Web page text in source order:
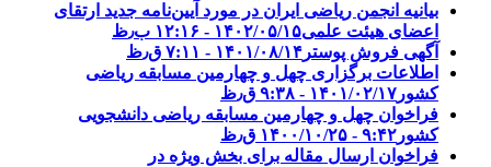
بیانیه انجمن ریاضی ایران در مورد آیین‌نامه جدید ارتقای
اعضای هیئت علمی۱۴۰۲/۰۵/۱۵ - ۱۲:۱۶ ب٫ظ
آگهی فروش پوستر ۱۴۰۱/۰۸/۱۴ - ۷:۱۱ ق٫ظ
اطلاعات برگزاری چهل و چهارمین مسابقه ریاضی
کشور ۱۴۰۱/۰۲/۱۷ - ۹:۳۸ ق٫ظ
فراخوان چهل و چهارمین مسابقه ریاضی دانشجویی
کشور‎‎ ۱۴۰۰/۱۰/۲۵ - ۹:۴۲ ق٫ظ
فراخوان ارسال مقاله برای بخش ویژه در